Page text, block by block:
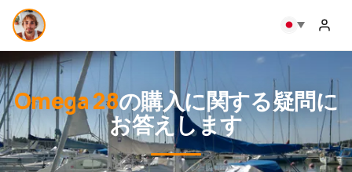
Omega 28の購入に関する疑問に
お答えします